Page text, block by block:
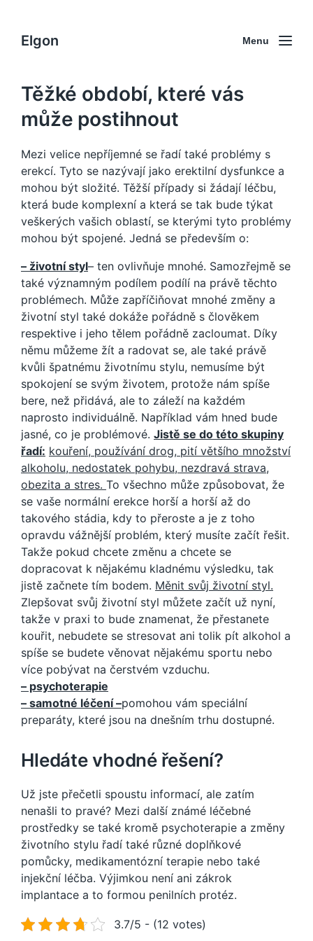
Elgon Menu
Těžké období, které vás
může postihnout
Mezi velice nepříjemné se řadí také problémy s
erekcí. Tyto se nazývají jako erektilní dysfunkce a
mohou být složité. Těžší případy si žádají léčbu,
která bude komplexní a která se tak bude týkat
veškerých vašich oblastí, se kterými tyto problémy
mohou být spojené. Jedná se především o:
– životní styl– ten ovlivňuje mnohé. Samozřejmě se
také významným podílem podílí na právě těchto
problémech. Může zapříčiňovat mnohé změny a
životní styl také dokáže pořádně s člověkem
respektive i jeho tělem pořádně zacloumat. Díky
němu můžeme žít a radovat se, ale také právě
kvůli špatnému životnímu stylu, nemusíme být
spokojení se svým životem, protože nám spíše
bere, než přidává, ale to záleží na každém
naprosto individuálně. Například vám hned bude
jasné, co je problémové. Jistě se do této skupiny
řadí: kouření, používání drog, pití většího množství
alkoholu, nedostatek pohybu, nezdravá strava,
obezita a stres. To všechno může způsobovat, že
se vaše normální erekce horší a horší až do
takového stádia, kdy to přeroste a je z toho
opravdu vážnější problém, který musíte začít řešit.
Takže pokud chcete změnu a chcete se
dopracovat k nějakému kladnému výsledku, tak
jistě začnete tím bodem. Měnit svůj životní styl.
Zlepšovat svůj životní styl můžete začít už nyní,
takže v praxi to bude znamenat, že přestanete
kouřit, nebudete se stresovat ani tolik pít alkohol a
spíše se budete věnovat nějakému sportu nebo
více pobývat na čerstvém vzduchu.
– psychoterapie
– samotné léčení –pomohou vám speciální
preparáty, které jsou na dnešním trhu dostupné.
Hledáte vhodné řešení?
Už jste přečetli spoustu informací, ale zatím
nenašli to pravé? Mezi další známé léčebné
prostředky se také kromě psychoterapie a změny
životního stylu řadí také různé doplňkové
pomůcky, medikamentózní terapie nebo také
injekční léčba. Výjimkou není ani zákrok
implantace a to formou penilních protéz.
3.7/5 - (12 votes)